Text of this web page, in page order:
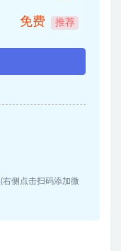
免费 推荐
(右侧点击扫码添加微